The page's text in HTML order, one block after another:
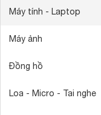
Máy tính - Laptop
Máy ảnh
Đồng hồ
Loa - Micro - Tai nghe